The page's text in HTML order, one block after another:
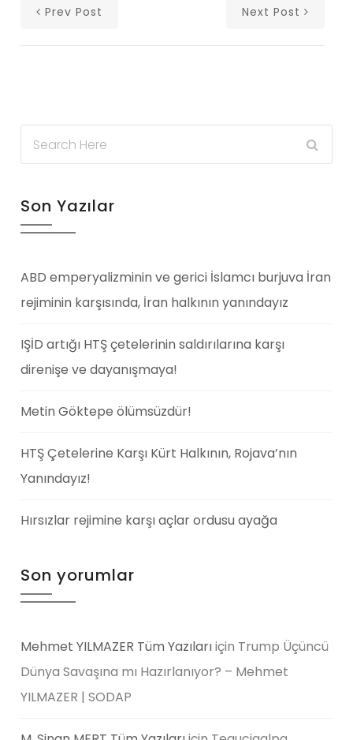
Prev Post Next Post
Son Yazılar
ABD emperyalizminin ve gerici İslamcı burjuva İran
rejiminin karşısında, İran halkının yanındayız
IŞİD artığı HTŞ çetelerinin saldırılarına karşı
direnişe ve dayanışmaya!
Metin Göktepe ölümsüzdür!
HTŞ Çetelerine Karşı Kürt Halkının, Rojava’nın
Yanındayız!
Hırsızlar rejimine karşı açlar ordusu ayağa
Son yorumlar
Mehmet YILMAZER Tüm Yazılarıiçin Trump Üçüncü
Dünya Savaşına mı Hazırlanıyor? – Mehmet
YILMAZER | SODAP